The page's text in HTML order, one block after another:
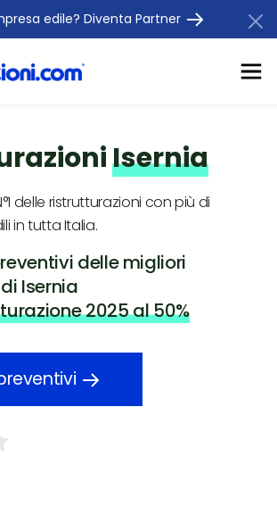
edile? Diventa Partner
Isernia
delle ristrutturazioni con più di
in tutta Italia.
delle migliori
Isernia
2025 al 50%